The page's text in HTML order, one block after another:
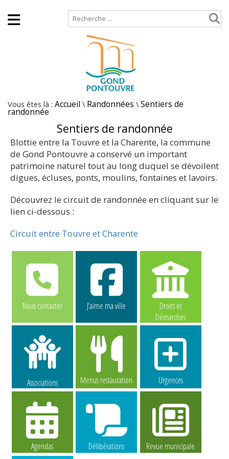
Vous êtes là : Accueil \ Randonnées \ Sentiers de
randonnée
Sentiers de randonnée
Blottie entre la Touvre et la Charente, la commune
de Gond Pontouvre a conservé un important
patrimoine naturel tout au long duquel se dévoilent
digues, écluses, ponts, moulins, fontaines et lavoirs.
Découvrez le circuit de randonnée en cliquant sur le
lien ci-dessous :
Circuit entre Touvre et Charente
Nous contacter J’aime ma ville
Droits et
Démarches
Associations Menus restauration Urgences
Agendas Délibérations Revue municipale